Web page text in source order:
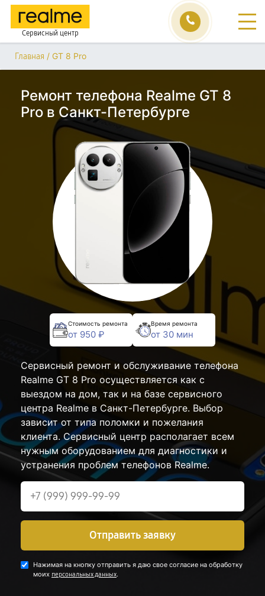
Сервисный центр
Главная / GT 8 Pro
Ремонт телефона Realme GT 8
Pro в Санкт-Петербурге
Стоимость ремонта
от 950 ₽
Время ремонта
от 30 мин
Сервисный ремонт и обслуживание телефона
Realme GT 8 Pro осуществляется как с
выездом на дом, так и на базе сервисного
центра Realme в Санкт-Петербурге. Выбор
зависит от типа поломки и пожелания
клиента. Сервисный центр располагает всем
нужным оборудованием для диагностики и
устранения проблем телефонов Realme.
Отправить заявку
Нажимая на кнопку отправить я даю свое согласие на обработку
моих персональных данных.